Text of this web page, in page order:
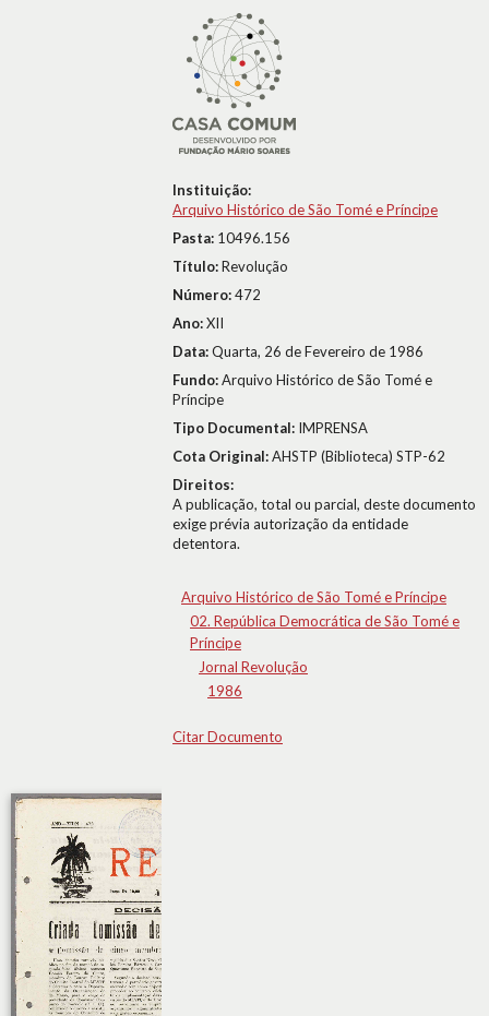
Instituição:
Arquivo Histórico de São Tomé e Príncipe
Pasta: 10496.156
Título:Revolução
Número:472
Ano:XII
Data:Quarta, 26 de Fevereiro de 1986
Fundo:Arquivo Histórico de São Tomé e
Príncipe
Tipo Documental: IMPRENSA
Cota Original:AHSTP (Biblioteca) STP-62
Direitos:
A publicação, total ou parcial, deste documento
exige prévia autorização da entidade
detentora.
Arquivo Histórico de São Tomé e Príncipe
02. República Democrática de São Tomé e
Príncipe
Jornal Revolução
1986
Citar Documento